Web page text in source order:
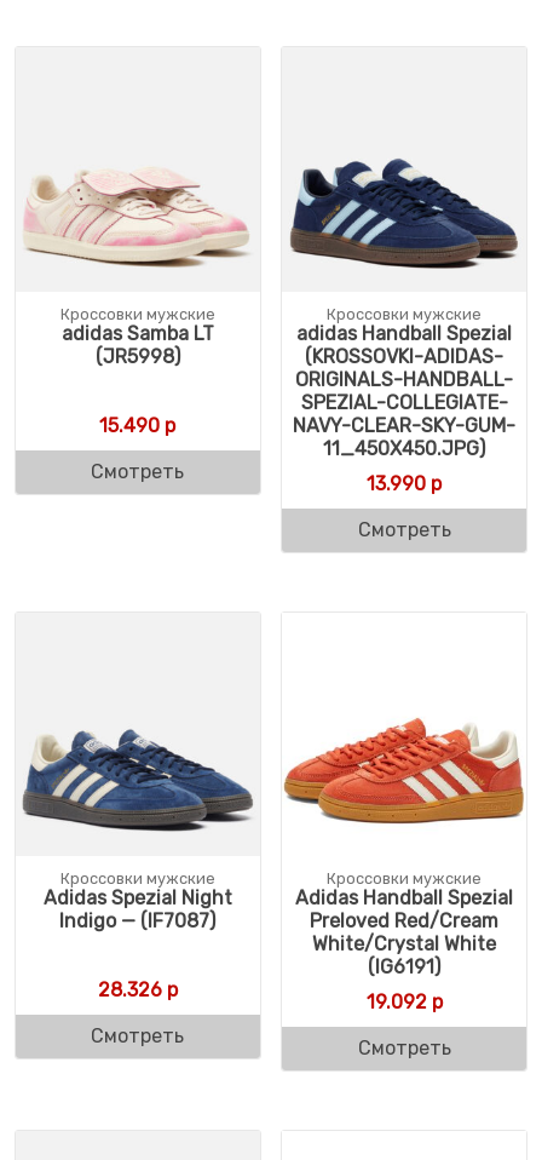
Кроссовки мужские
adidas Samba LT
(JR5998)
15.490 р
Смотреть
Кроссовки мужские
adidas Handball Spezial
(KROSSOVKI-ADIDAS-
ORIGINALS-HANDBALL-
SPEZIAL-COLLEGIATE-
NAVY-CLEAR-SKY-GUM-
11_450X450.JPG)
13.990 р
Смотреть
Кроссовки мужские
Adidas Spezial Night
Indigo — (IF7087)
28.326р
Смотреть
Кроссовки мужские
Adidas Handball Spezial
Preloved Red/Cream
White/Crystal White
(IG6191)
19.092р
Смотреть